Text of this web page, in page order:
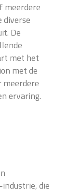
meerdere
diverse
De
met het
met de
meerdere
ervaring.
die